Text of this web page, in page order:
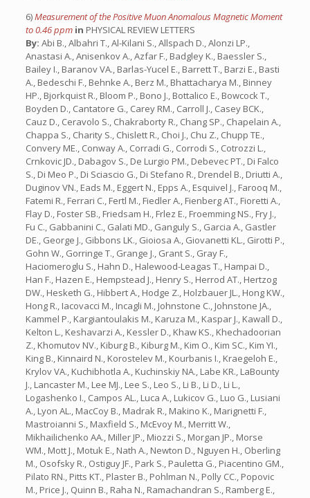
6)Measurement of the Positive Muon Anomalous Magnetic Moment
to 0.46 ppm in PHYSICAL REVIEW LETTERS
By: Abi B., Albahri T., Al-Kilani S., Allspach D., Alonzi LP.,
Anastasi A., Anisenkov A., Azfar F., Badgley K., Baessler S.,
Bailey I., Baranov VA., Barlas-Yucel E., Barrett T., Barzi E., Basti
A., Bedeschi F., Behnke A., Berz M., Bhattacharya M., Binney
HP., Bjorkquist R., Bloom P., Bono J., Bottalico E., Bowcock T.,
Boyden D., Cantatore G., Carey RM., Carroll J., Casey BCK.,
Cauz D., Ceravolo S., Chakraborty R., Chang SP., Chapelain A.,
Chappa S., Charity S., Chislett R., Choi J., Chu Z., Chupp TE.,
Convery ME., Conway A., Corradi G., Corrodi S., Cotrozzi L.,
Crnkovic JD., Dabagov S., De Lurgio PM., Debevec PT., Di Falco
S., Di Meo P., Di Sciascio G., Di Stefano R., Drendel B., Driutti A.,
Duginov VN., Eads M., Eggert N., Epps A., Esquivel J., Farooq M.,
Fatemi R., Ferrari C., Fertl M., Fiedler A., Fienberg AT., Fioretti A.,
Flay D., Foster SB., Friedsam H., Frlez E., Froemming NS., Fry J.,
Fu C., Gabbanini C., Galati MD., Ganguly S., Garcia A., Gastler
DE., George J., Gibbons LK., Gioiosa A., Giovanetti KL., Girotti P.,
Gohn W., Gorringe T., Grange J., Grant S., Gray F.,
Haciomeroglu S., Hahn D., Halewood-Leagas T., Hampai D.,
Han F., Hazen E., Hempstead J., Henry S., Herrod AT., Hertzog
DW., Hesketh G., Hibbert A., Hodge Z., Holzbauer JL., Hong KW.,
Hong R., Iacovacci M., Incagli M., Johnstone C., Johnstone JA.,
Kammel P., Kargiantoulakis M., Karuza M., Kaspar J., Kawall D.,
Kelton L., Keshavarzi A., Kessler D., Khaw KS., Khechadoorian
Z., Khomutov NV., Kiburg B., Kiburg M., Kim O., Kim SC., Kim YI.,
King B., Kinnaird N., Korostelev M., Kourbanis I., Kraegeloh E.,
Krylov VA., Kuchibhotla A., Kuchinskiy NA., Labe KR., LaBounty
J., Lancaster M., Lee MJ., Lee S., Leo S., Li B., Li D., Li L.,
Logashenko I., Campos AL., Luca A., Lukicov G., Luo G., Lusiani
A., Lyon AL., MacCoy B., Madrak R., Makino K., Marignetti F.,
Mastroianni S., Maxfield S., McEvoy M., Merritt W.,
Mikhailichenko AA., Miller JP., Miozzi S., Morgan JP., Morse
WM., Mott J., Motuk E., Nath A., Newton D., Nguyen H., Oberling
M., Osofsky R., Ostiguy JF., Park S., Pauletta G., Piacentino GM.,
Pilato RN., Pitts KT., Plaster B., Pohlman N., Polly CC., Popovic
M., Price J., Quinn B., Raha N., Ramachandran S., Ramberg E.,